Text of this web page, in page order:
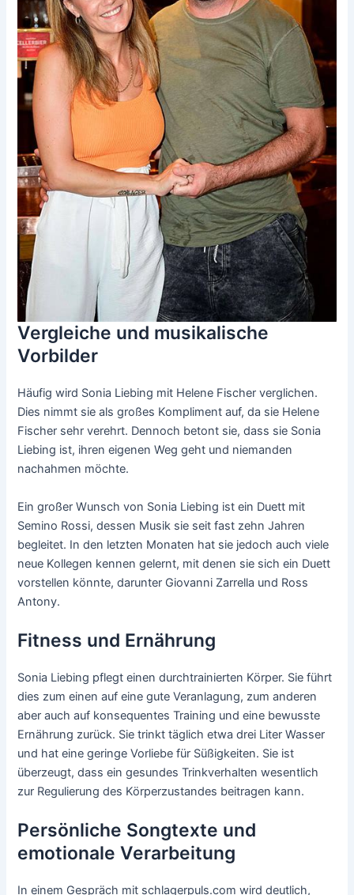
Vergleiche und musikalische
Vorbilder
Häufig wird Sonia Liebing mit Helene Fischer verglichen.
Dies nimmt sie als großes Kompliment auf, da sie Helene
Fischer sehr verehrt. Dennoch betont sie, dass sie Sonia
Liebing ist, ihren eigenen Weg geht und niemanden
nachahmen möchte.
Ein großer Wunsch von Sonia Liebing ist ein Duett mit
Semino Rossi, dessen Musik sie seit fast zehn Jahren
begleitet. In den letzten Monaten hat sie jedoch auch viele
neue Kollegen kennen gelernt, mit denen sie sich ein Duett
vorstellen könnte, darunter Giovanni Zarrella und Ross
Antony.
Fitness und Ernährung
Sonia Liebing pflegt einen durchtrainierten Körper. Sie führt
dies zum einen auf eine gute Veranlagung, zum anderen
aber auch auf konsequentes Training und eine bewusste
Ernährung zurück. Sie trinkt täglich etwa drei Liter Wasser
und hat eine geringe Vorliebe für Süßigkeiten. Sie ist
überzeugt, dass ein gesundes Trinkverhalten wesentlich
zur Regulierung des Körperzustandes beitragen kann.
Persönliche Songtexte und
emotionale Verarbeitung
In einem Gespräch mit schlagerpuls.com wird deutlich,